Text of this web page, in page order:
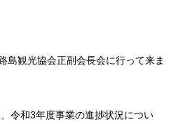
島観光協会正副会長会に行って来ま
令和3年度事業の進捗状況につい